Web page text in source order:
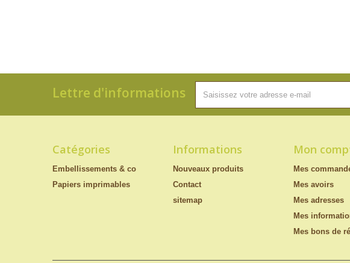
Lettre d'informations
Catégories
Embellissements & co
Papiers imprimables
Informations
Nouveaux produits
Contact
sitemap
Mon
Mes
Mes avoirs
Mes adresses
Mes
Mes bons de